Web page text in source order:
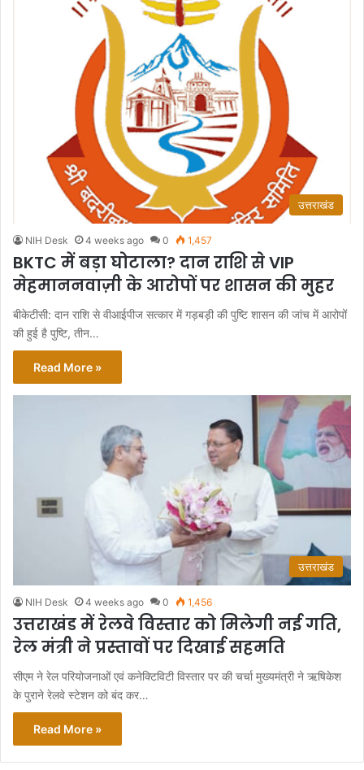
उत्तराखंड
NIH Desk 4 weeks ago 0 1,457
BKTC में बड़ा घोटाला? दान राशि से VIP
मेहमाननवाज़ी के आरोपों पर शासन की मुहर
बीकेटीसी: दान राशि से वीआईपीज सत्कार में गड़बड़ी की पुष्टि शासन की जांच में आरोपों
की हुई है पुष्टि, तीन…
Read More »
उत्तराखंड
NIH Desk 4 weeks ago 0 1,456
उत्तराखंड में रेलवे विस्तार को मिलेगी नई गति,
रेल मंत्री ने प्रस्तावों पर दिखाई सहमति
सीएम ने रेल परियोजनाओं एवं कनेक्टिविटी विस्तार पर की चर्चा मुख्यमंत्री ने ऋषिकेश
के पुराने रेलवे स्टेशन को बंद कर…
Read More »